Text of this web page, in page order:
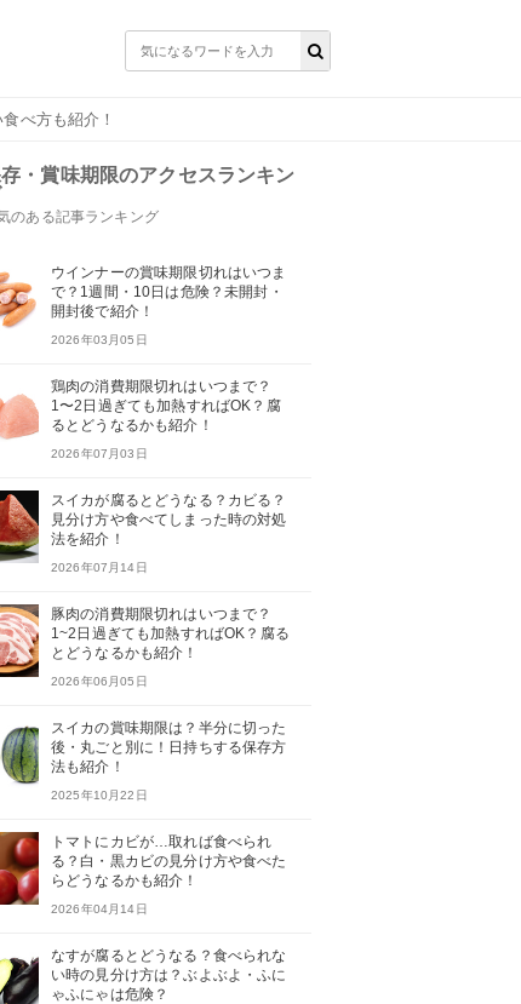
べ方も紹介！
・賞味期限のアクセスランキン
のある記事ランキング
ウインナーの賞味期限切れはいつま
で？1週間・10日は危険？未開封・
開封後で紹介！
2026年03月05日
鶏肉の消費期限切れはいつまで？
1〜2日過ぎても加熱すればOK？腐
るとどうなるかも紹介！
2026年07月03日
スイカが腐るとどうなる？カビる？
見分け方や食べてしまった時の対処
法を紹介！
2026年07月14日
豚肉の消費期限切れはいつまで？
1~2日過ぎても加熱すればOK？腐る
とどうなるかも紹介！
2026年06月05日
スイカの賞味期限は？半分に切った
後・丸ごと別に！日持ちする保存方
法も紹介！
2025年10月22日
トマトにカビが…取れば食べられ
る？白・黒カビの見分け方や食べた
らどうなるかも紹介！
2026年04月14日
なすが腐るとどうなる？食べられな
い時の見分け方は？ぶよぶよ・ふに
ゃふにゃは危険？